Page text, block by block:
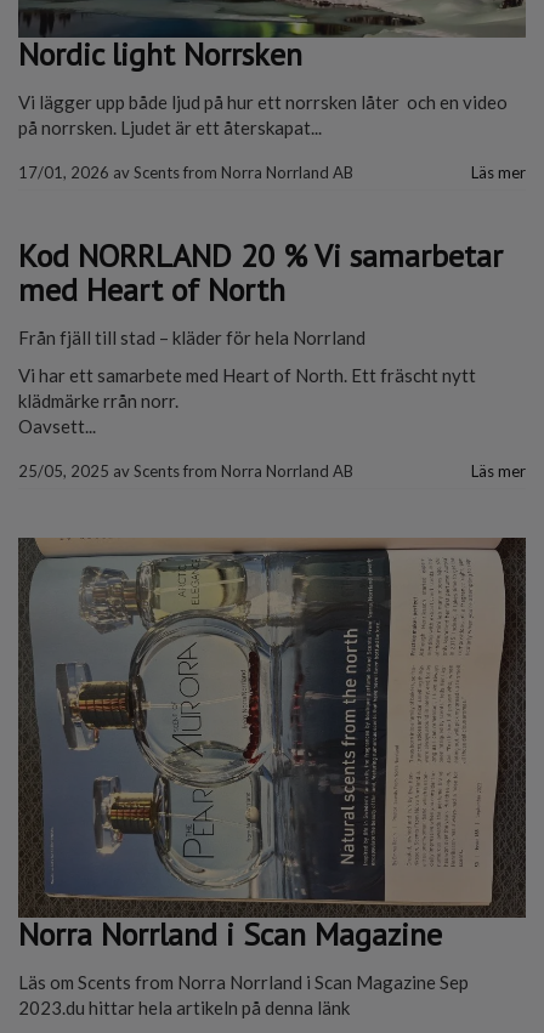
Nordic light Norrsken
Vi lägger upp både ljud på hur ett norrsken låter och en video
på norrsken. Ljudet är ett återskapat...
17/01, 2026 avScents from Norra Norrland AB Läs mer
Kod NORRLAND 20 % Vi samarbetar
med Heart of North
Från fjäll till stad – kläder för hela Norrland
Vi har ett samarbete med Heart of North. Ett fräscht nytt
klädmärke rrån norr.
Oavsett...
25/05, 2025 avScents from Norra Norrland AB Läs mer
Norra Norrland i Scan Magazine
Läs om Scents from Norra Norrland i Scan Magazine Sep
2023.du hittar hela artikeln på denna länk